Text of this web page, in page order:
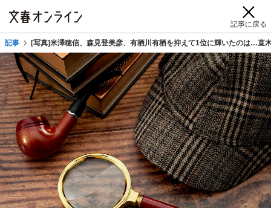
記事に戻る
記事 [写真]米澤穂信、森見登美彦、有栖川有栖を抑えて1位に輝いたのは…